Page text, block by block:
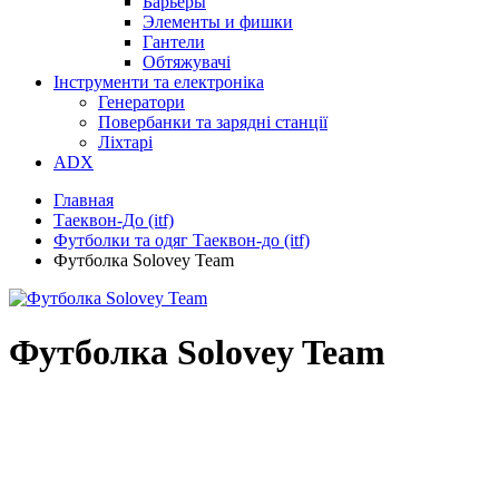
Элементы и фишки
Гантели
Обтяжувачі
Інструменти та електроніка
Генератори
Повербанки та зарядні станції
Ліхтарі
ADX
Главная
Таеквон-До (itf)
Футболки та одяг Таеквон-до (itf)
Футболка Solovey Team
Футболка Solovey Team